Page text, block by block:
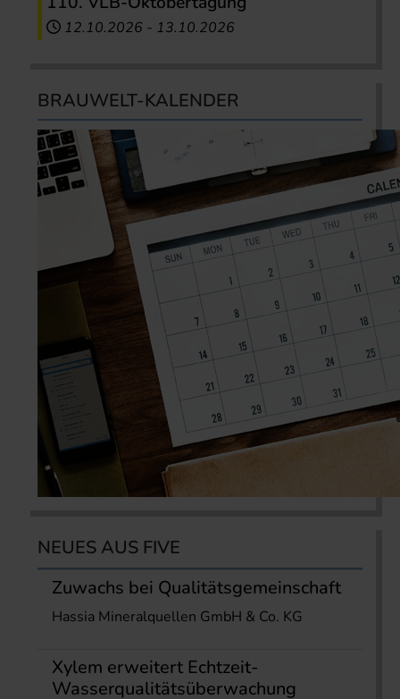
12.10.2026 - 13.10.2026
BRAUWELT-KALENDER
NEUES AUS FIVE
Zuwachs bei Qualitätsgemeinschaft
Hassia Mineralquellen GmbH & Co. KG
Xylem erweitert Echtzeit-
Wasserqualitätsüberwachung